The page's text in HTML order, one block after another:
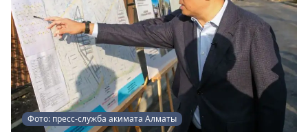
Фото: пресс-служба акимата Алматы